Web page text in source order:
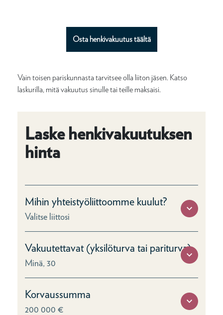
Osta henkivakuutus täältä
Vain toisen pariskunnasta tarvitsee olla liiton jäsen. Katso
laskurilla, mitä vakuutus sinulle tai teille maksaisi.
Laske henkivakuutuksen
hinta
Mihin yhteistyöliittoomme kuulut?
Valitse liittosi
Vakuutettavat (yksilöturva tai pariturva)
Minä, 30
Korvaussumma
200 000 €